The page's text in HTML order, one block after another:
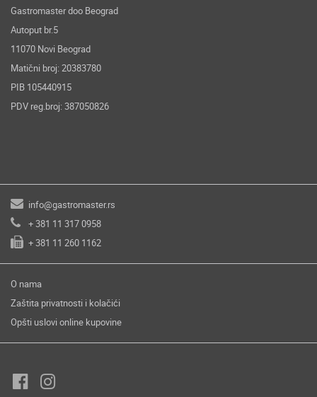
Gastromaster doo Beograd
Autoput br.5
11070 Novi Beograd
Matični broj: 20383780
PIB 105440915
PDV reg.broj: 387050826
info@gastromaster.rs
+ 381 11 317 0958
+ 381 11 260 1162
O nama
Zaštita privatnosti i kolačići
Opšti uslovi online kupovine